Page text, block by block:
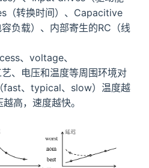
（转换时间）、Capacitive
负载）、内部寄生的RC（线
、voltage、
、电压和温度等周围环境对
fast、typical、slow）温度越
高，速度越快。